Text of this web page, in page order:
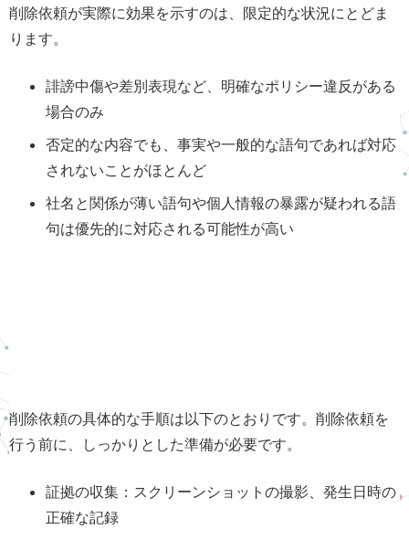
削除依頼が実際に効果を示すのは、限定的な状況にとどま
ります。
誹謗中傷や差別表現など、明確なポリシー違反がある
場合のみ
否定的な内容でも、事実や一般的な語句であれば対応
されないことがほとんど
社名と関係が薄い語句や個人情報の暴露が疑われる語
句は優先的に対応される可能性が高い
削除依頼の具体的な手順は以下のとおりです。削除依頼を
行う前に、しっかりとした準備が必要です。
証拠の収集：スクリーンショットの撮影、発生日時の
正確な記録